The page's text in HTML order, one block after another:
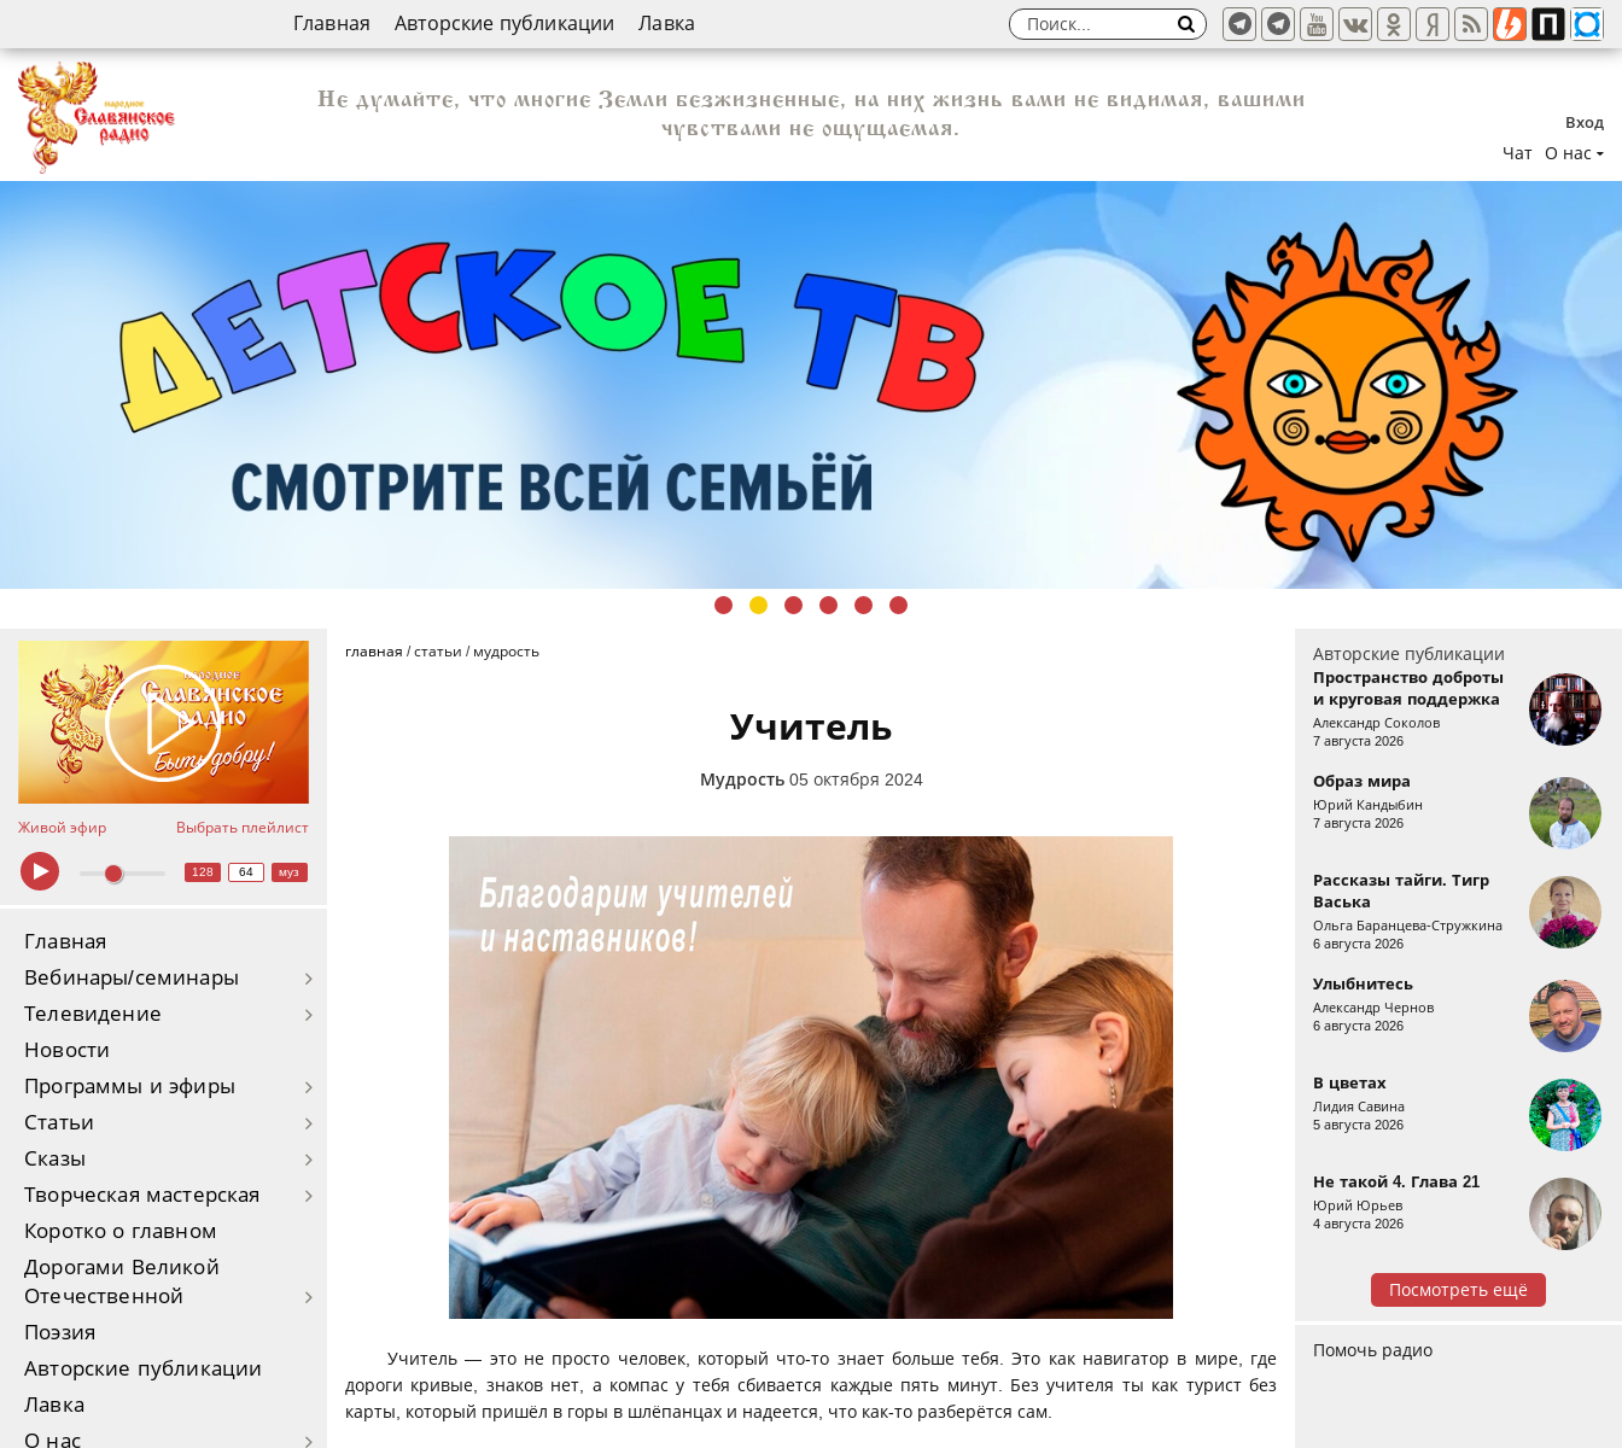
Главная Авторские публикации Лавка
Вход
Чат О нас
Не думайте, что многие Земли безжизненные, на них жизнь вами не видимая, вашими
чувствами не ощущаемая.
Живой эфир Выбрать плейлист
128 64 муз
Главная
Вебинары/семинары
Телевидение
Новости
Программы и эфиры
Статьи
Сказы
Творческая мастерская
Коротко о главном
Дорогами Великой
Отечественной
Поэзия
Авторские публикации
Лавка
О нас
главная /статьи / мудрость
Учитель
Мудрость 05 октября 2024
Учитель — это не просто человек, который что-то знает больше тебя. Это как навигатор в мире, где
дороги кривые, знаков нет, а компас у тебя сбивается каждые пять минут. Без учителя ты как турист без
карты, который пришёл в горы в шлёпанцах и надеется, что как-то разберётся сам.
Авторские публикации
Пространство доброты
и круговая поддержка
Александр Соколов
7 августа 2026
Образ мира
Юрий Кандыбин
7 августа 2026
Рассказы тайги. Тигр
Васька
Ольга Баранцева-Стружкина
6 августа 2026
Улыбнитесь
Александр Чернов
6 августа 2026
В цветах
Лидия Савина
5 августа 2026
Не такой 4. Глава 21
Юрий Юрьев
4 августа 2026
Посмотреть ещё
Помочь радио